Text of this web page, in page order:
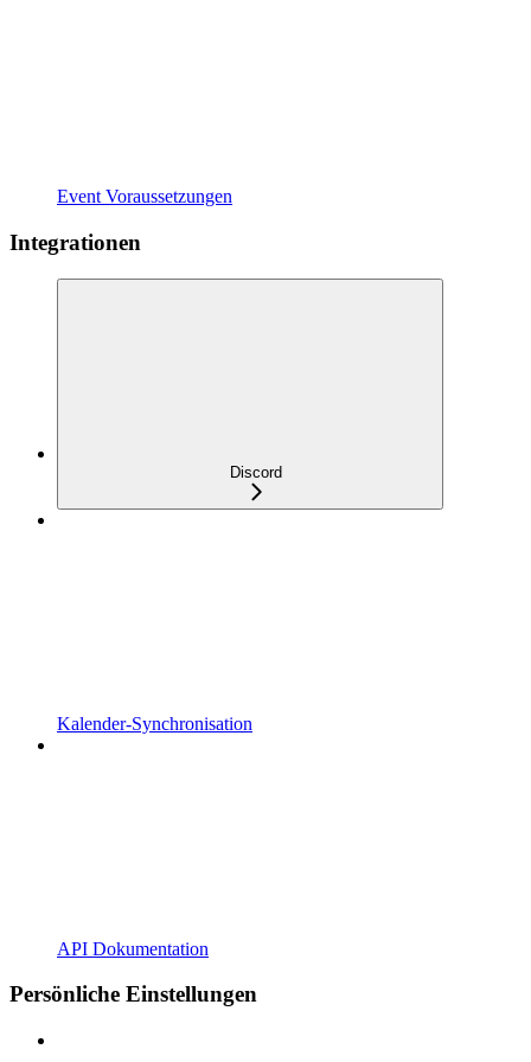
Event Voraussetzungen
Integrationen
Discord
Kalender-Synchronisation
API Dokumentation
Persönliche Einstellungen